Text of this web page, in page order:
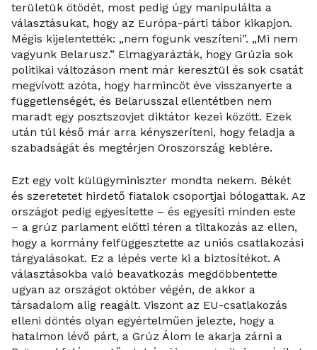
területük ötödét, most pedig úgy manipulálta a
választásukat, hogy az Európa-párti tábor kikapjon.
Mégis kijelentették: „nem fogunk veszíteni”. „Mi nem
vagyunk Belarusz.” Elmagyarázták, hogy Grúzia sok
politikai változáson ment már keresztül és sok csatát
megvívott azóta, hogy harmincöt éve visszanyerte a
függetlenségét, és Belarusszal ellentétben nem
maradt egy posztszovjet diktátor kezei között. Ezek
után túl késő már arra kényszeríteni, hogy feladja a
szabadságát és megtérjen Oroszország keblére.
Ezt egy volt külügyminiszter mondta nekem. Békét
és szeretetet hirdető fiatalok csoportjai bólogattak. Az
országot pedig egyesítette – és egyesíti minden este
– a grúz parlament előtti téren a tiltakozás az ellen,
hogy a kormány felfüggesztette az uniós csatlakozási
tárgyalásokat. Ez a lépés verte ki a biztosítékot. A
választásokba való beavatkozás megdöbbentette
ugyan az országot október végén, de akkor a
társadalom alig reagált. Viszont az EU-csatlakozás
elleni döntés olyan egyértelműen jelezte, hogy a
hatalmon lévő párt, a Grúz Álom le akarja zárni a